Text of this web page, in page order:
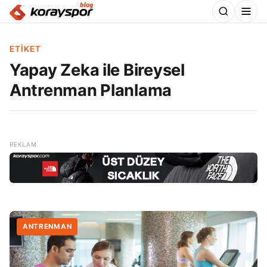
ETIKET
Yapay Zeka ile Bireysel
Antrenman Planlama
ANTRENMAN